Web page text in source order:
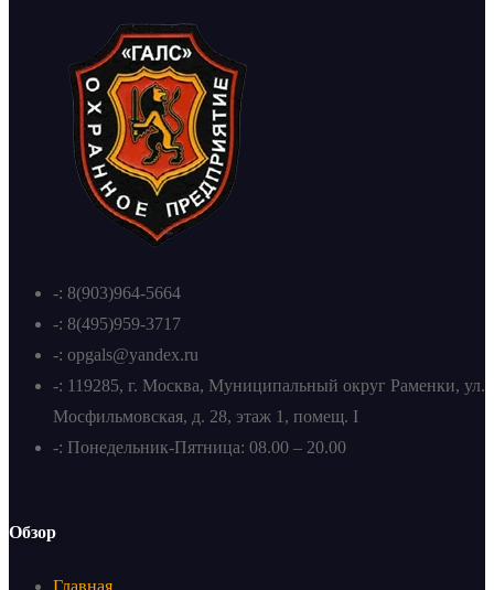
-: 8(903)964-5664
-: 8(495)959-3717
-: opgals@yandex.ru
-: 119285, г. Москва, Муниципальный округ Раменки, ул.
Мосфильмовская, д. 28, этаж 1, помещ. I
-: Понедельник-Пятница: 08.00 – 20.00
Обзор